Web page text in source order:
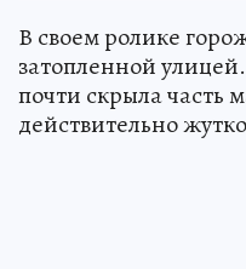
В своем ролике
затопленной
почти скрыла часть
действительно